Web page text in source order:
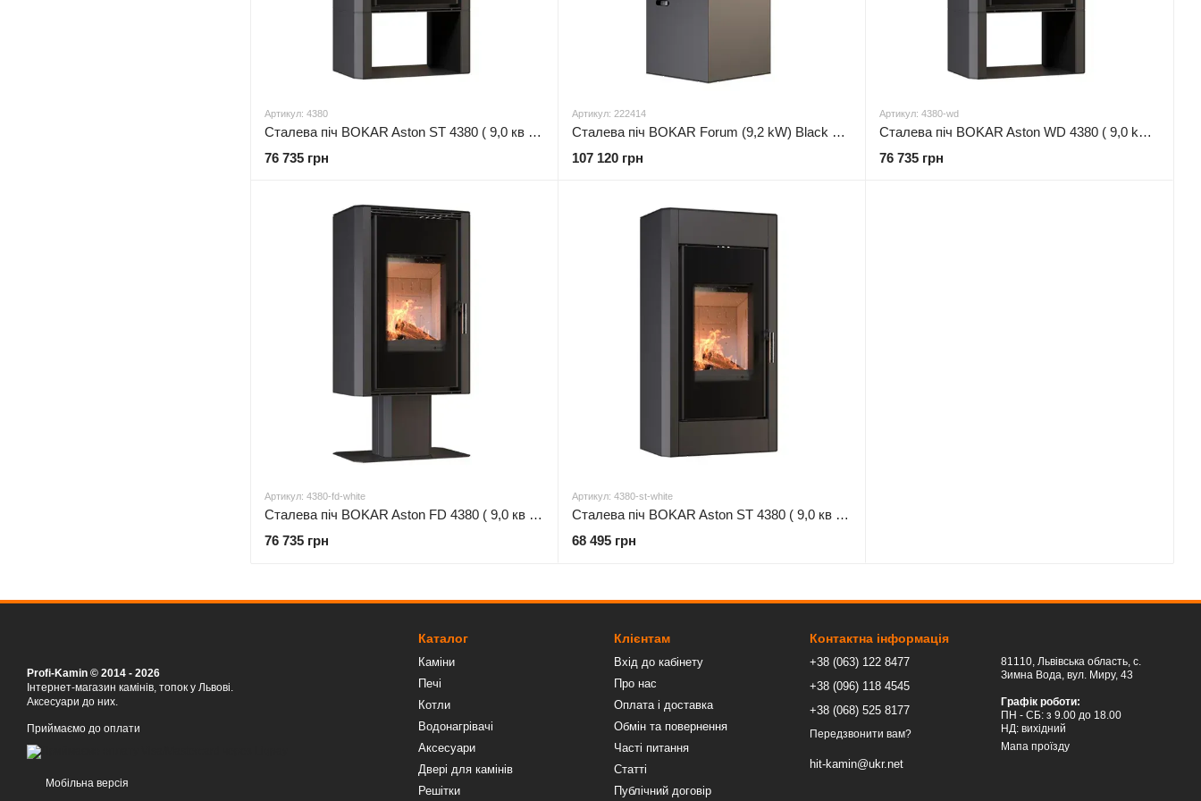
Артикул: 4380
Сталева піч BOKAR Aston ST 4380 ( 9,0 кв ) black ceramatex
76 735 грн
Артикул: 222414
Сталева піч BOKAR Forum (9,2 kW) Black Ceramtex
107 120 грн
Артикул: 4380-wd
Сталева піч BOKAR Aston WD 4380 ( 9,0 kW ) black ceramatex
76 735 грн
Артикул: 4380-fd-white
Сталева піч BOKAR Aston FD 4380 ( 9,0 кв ) black ceramatex
76 735 грн
Артикул: 4380-st-white
Сталева піч BOKAR Aston ST 4380 ( 9,0 кв ) White ceramatex
68 495 грн
Profi-Kamin © 2014 - 2026
Інтернет-магазин камінів, топок у Львові.
Аксесуари до них.
Приймаємо до оплати
Мобільна версія
Каталог
Каміни
Печі
Котли
Водонагрівачі
Аксесуари
Двері для камінів
Решітки
Клієнтам
Вхід до кабінету
Про нас
Оплата і доставка
Обмін та повернення
Часті питання
Статті
Публічний договір
Контактна інформація
+38 (063) 122 8477
+38 (096) 118 4545
+38 (068) 525 8177
Передзвонити вам?
hit-kamin@ukr.net
81110, Львівська область, c.
Зимна Вода, вул. Миру, 43
Графік роботи:
ПН - СБ: з 9.00 до 18.00
НД: вихідний
Мапа проїзду